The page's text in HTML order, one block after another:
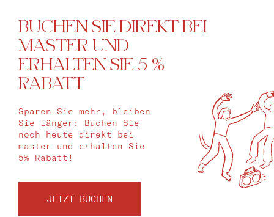
BUCHEN SIE DIREKT BEI
MASTER UND
ERHALTEN SIE 5 %
RABATT
Sparen Sie mehr, bleiben
Sie länger: Buchen Sie
noch heute direkt bei
master und erhalten Sie
5% Rabatt!
JETZT BUCHEN